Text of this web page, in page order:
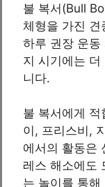
불 복서(Bull
체형을 가진
하루 권장 운동
지 시기에는
니다.
불 복서에게
이, 프리스비,
에서의 활동은
레스 해소에도
는 놀이를 통해